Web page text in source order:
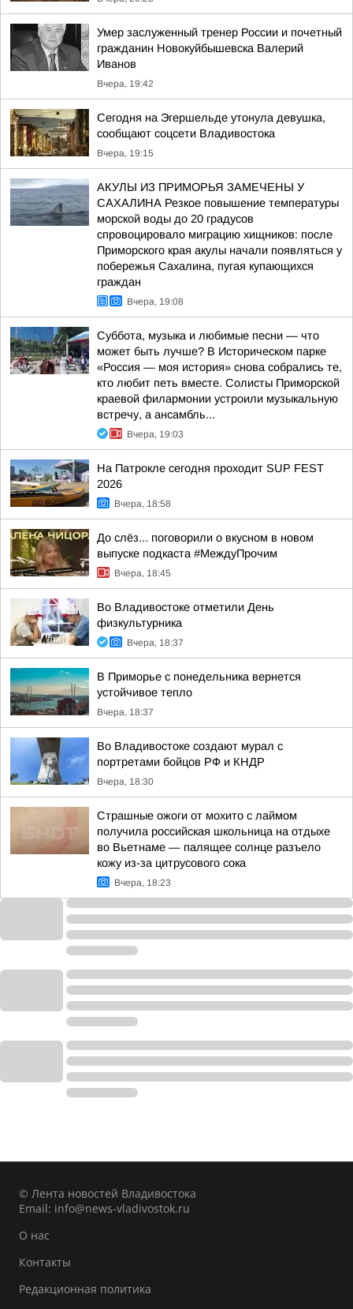
Умер заслуженный тренер России и почетный
гражданин Новокуйбышевска Валерий
Иванов
Вчера, 19:42
Сегодня на Эгершельде утонула девушка,
сообщают соцсети Владивостока
Вчера, 19:15
АКУЛЫ ИЗ ПРИМОРЬЯ ЗАМЕЧЕНЫ У
САХАЛИНА Резкое повышение температуры
морской воды до 20 градусов
спровоцировало миграцию хищников: после
Приморского края акулы начали появляться у
побережья Сахалина, пугая купающихся
граждан
Вчера, 19:08
Суббота, музыка и любимые песни — что
может быть лучше? В Историческом парке
«Россия — моя история» снова собрались те,
кто любит петь вместе. Солисты Приморской
краевой филармонии устроили музыкальную
встречу, а ансамбль...
Вчера, 19:03
На Патрокле сегодня проходит SUP FEST
2026
Вчера, 18:58
До слёз... поговорили о вкусном в новом
выпуске подкаста #МеждуПрочим
Вчера, 18:45
Во Владивостоке отметили День
физкультурника
Вчера, 18:37
В Приморье с понедельника вернется
устойчивое тепло
Вчера, 18:37
Во Владивостоке создают мурал с
портретами бойцов РФ и КНДР
Вчера, 18:30
Страшные ожоги от мохито с лаймом
получила российская школьница на отдыхе
во Вьетнаме — палящее солнце разъело
кожу из-за цитрусового сока
Вчера, 18:23
© Лента новостей Владивостока
Email: info@news-vladivostok.ru
О нас
Контакты
Редакционная политика